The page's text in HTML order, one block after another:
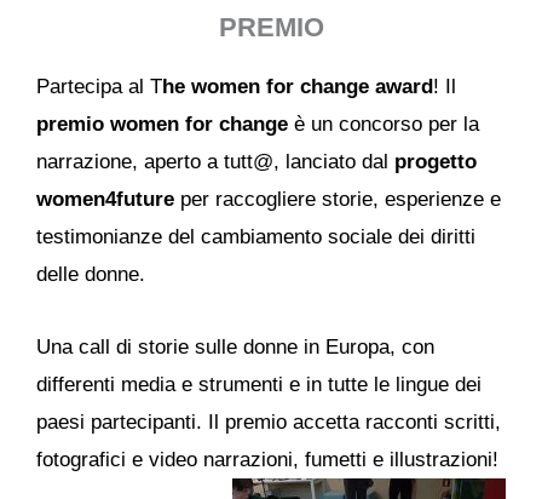
PREMIO
Partecipa al The women for change award! Il
premio women for change è un concorso per la
narrazione, aperto a tutt@, lanciato dal progetto
women4future per raccogliere storie, esperienze e
testimonianze del cambiamento sociale dei diritti
delle donne.
Una call di storie sulle donne in Europa, con
differenti media e strumenti e in tutte le lingue dei
paesi partecipanti. Il premio accetta racconti scritti,
fotografici e video narrazioni, fumetti e illustrazioni!